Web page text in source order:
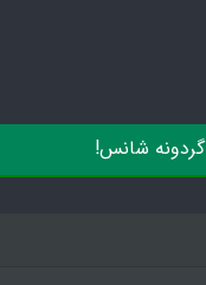
گردونه شانس!